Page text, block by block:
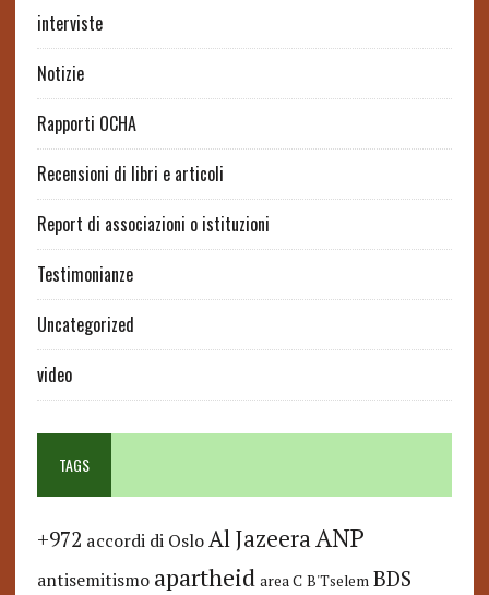
interviste
Notizie
Rapporti OCHA
Recensioni di libri e articoli
Report di associazioni o istituzioni
Testimonianze
Uncategorized
video
TAGS
+972 accordi di Oslo Al JazeeraANP
antisemitismo apartheid area C B'Tselem BDS